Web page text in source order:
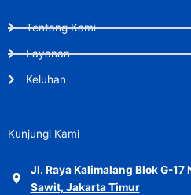
Tentang Kami
Layanan
Keluhan
Kunjungi Kami
Jl. Raya Kalimalang Blok G-17
Sawit, Jakarta Timur